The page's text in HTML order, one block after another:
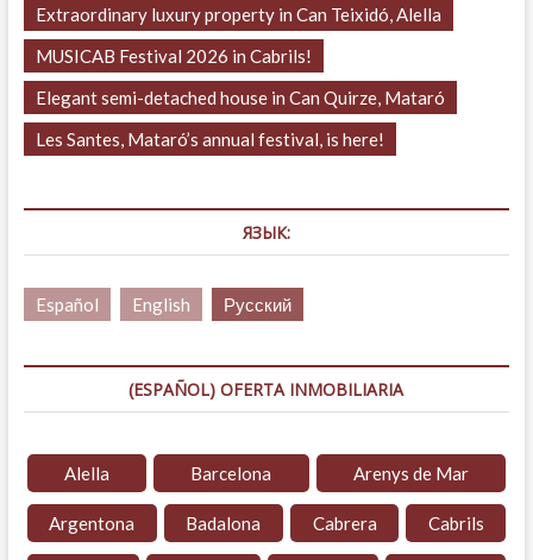
Extraordinary luxury property in Can Teixidó, Alella
MUSICAB Festival 2026 in Cabrils!
Elegant semi-detached house in Can Quirze, Mataró
Les Santes, Mataró’s annual festival, is here!
ЯЗЫК:
Español English Русский
(ESPAÑOL) OFERTA INMOBILIARIA
Alella Barcelona Arenys de Mar
Argentona Badalona Cabrera Cabrils